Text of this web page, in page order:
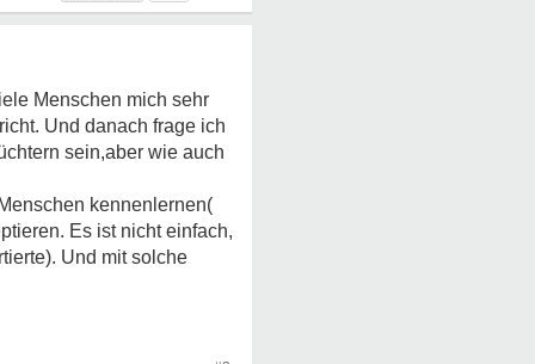
Menschen mich sehr
Und danach frage ich
sein,aber wie auch
kennenlernen(
Es ist nicht einfach,
Und mit solche